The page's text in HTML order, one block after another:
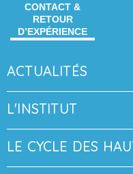
CONTACT &
RETOUR
D’EXPÉRIENCE
ACTUALITÉS
L'INSTITUT
LE CYCLE DES